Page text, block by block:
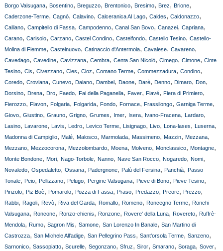
Borgo Valsugana, Bosentino, Breguzzo, Brentonico, Bresimo, Brez, Brione,
Caderzone-Terme, Cagnò, Calavino, Calceranica Al Lago, Caldes, Caldonazzo,
Calliano, Campitello di Fassa, Campodenno, Canal San Bovo, Canazei, Capriana,
Carano, Carisolo, Carzano, Castel Condino, Castelfondo, Castello Tesino, Castello-
Molina di Fiemme, Castelnuovo, Catinaccio d'Antermoia, Cavalese, Cavareno,
Cavedago, Cavedine, Cavizzana, Cembra, Centa San Nicolò, Cimego, Cimone, Cinte
Tesino, Cis, Civezzano, Cles, Cloz, Comano Terme, Commezzadura, Condino,
Coredo, Croviana, Cunevo, Daiano, Dambel, Daone, Darè, Denno, Dimaro, Don,
Dorsino, Drena, Dro, Faedo, Fai della Paganella, Faver, Fiavé, Fiera di Primiero,
Fierozzo, Flavon, Folgaria, Folgarida, Fondo, Fornace, Frassilongo, Garniga Terme,
Giovo, Giustino, Grauno, Grigno, Grumes, Imer, Isera, Ivano-Fracena, Lardaro,
Lasino, Lavarone, Lavis, Ledro, Levico Terme, Lisignago, Livo, Lona-lases, Luserna,
Madonna di Campiglio, Malé, Malosco, Marmolada, Massimeno, Mazzin, Mezzana,
Mezzano, Mezzocorona, Mezzolombardo, Moena, Molveno, Monclassico, Montagne,
Monte Bondone, Mori, Nago-Torbole, Nanno, Nave San Rocco, Nogaredo, Nomi,
Novaledo, Ospedaletto, Ossana, Padergnone, Palù del Fersina, Panchià, Passo
Tonale, Peio, Pellizzano, Pelugo, Pergine Valsugana, Pieve di Bono, Pieve Tesino,
Pinzolo, Piz Boè, Pomarolo, Pozza di Fassa, Praso, Predazzo, Preore, Prezzo,
Rabbi, Ragoli, Revò, Riva del Garda, Romallo, Romeno, Roncegno Terme, Ronchi
Valsugana, Roncone, Ronzo-chienis, Ronzone, Rovere' della Luna, Rovereto, Ruffrè-
Mendola, Rumo, Sagron Mis, Samone, San Lorenzo In Banale, San Martino di
Castrozza, San Michele All'adige, San Pellegrino Pass, Sant'orsola Terme, Sanzeno,
Sarnonico, Sassopiatto, Scurelle, Segonzano, Sfruz, Siror, Smarano, Soraga, Sover,